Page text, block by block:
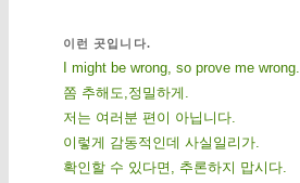
이런 곳입니다.
I might be wrong, so prove me wrong.
쫌 추해도,정밀하게.
저는 여러분 편이 아닙니다.
이렇게 감동적인데 사실일리가.
확인할 수 있다면, 추론하지 맙시다.